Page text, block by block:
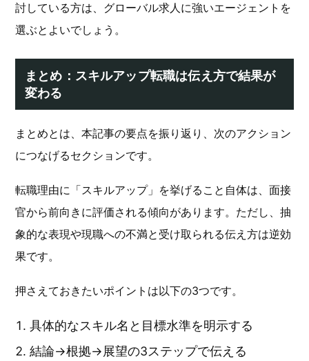
討している方は、グローバル求人に強いエージェントを
選ぶとよいでしょう。
まとめ：スキルアップ転職は伝え方で結果が
変わる
まとめとは、本記事の要点を振り返り、次のアクション
につなげるセクションです。
転職理由に「スキルアップ」を挙げること自体は、面接
官から前向きに評価される傾向があります。ただし、抽
象的な表現や現職への不満と受け取られる伝え方は逆効
果です。
押さえておきたいポイントは以下の3つです。
具体的なスキル名と目標水準を明示する
結論→根拠→展望の3ステップで伝える